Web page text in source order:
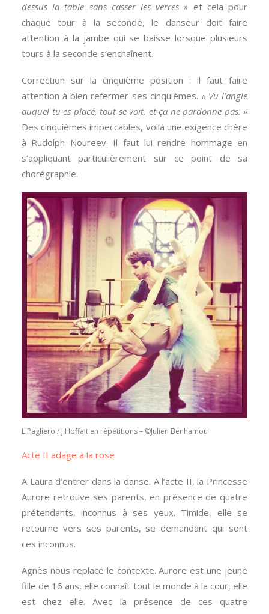
dessus la table sans casser les verres » et cela pour
chaque tour à la seconde, le danseur doit faire
attention à la jambe qui se baisse lorsque plusieurs
tours à la seconde s’enchaînent.
Correction sur la cinquième position : il faut faire
attention à bien refermer ses cinquièmes. « Vu l’angle
auquel tu es placé, tout se voit, et ça ne pardonne pas. »
Des cinquièmes impeccables, voilà une exigence chère
à Rudolph Noureev. Il faut lui rendre hommage en
s’appliquant particulièrement sur ce point de sa
chorégraphie.
L.Pagliero / J.Hoffalt en répétitions – ©Julien Benhamou
Acte II adage à la rose
A Laura d’entrer dans la danse. A l’acte II, la Princesse
Aurore retrouve ses parents, en présence de quatre
prétendants, inconnus à ses yeux. Timide, elle se
retourne vers ses parents, se demandant qui sont
ces inconnus.
Agnès nous replace le contexte. Aurore est une jeune
fille de 16 ans, elle connaît tout le monde à la cour, elle
est chez elle. Avec la présence de ces quatre